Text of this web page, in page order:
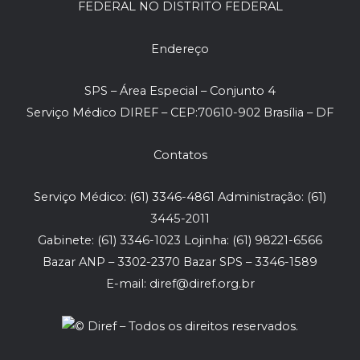
FEDERAL NO DISTRITO FEDERAL
Endereço
SPS – Área Especial – Conjunto 4
Serviço Médico DIREF – CEP:70610-902 Brasília – DF
Contatos
Serviço Médico: (61) 3346-4861 Administração: (61)
3445-2011
Gabinete: (61) 3346-1023 Lojinha: (61) 98221-6566
Bazar ANP – 3302-2370 Bazar SPS – 3346-1589
E-mail: diref@diref.org.br
Diref – Todos os direitos reservados.